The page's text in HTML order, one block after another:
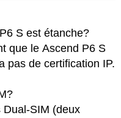
S est étanche?
que le Ascend P6 S
pas de certification IP.
Dual-SIM (deux